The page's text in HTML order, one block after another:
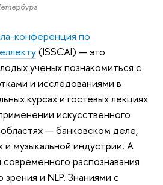
конференция по
(ISSCAI) — это
ученых познакомиться с
и исследованиями в
курсах и гостевых лекциях
искусственного
— банковском деле,
и музыкальной индустрии. А
распознавания
и NLP. Знаниями с